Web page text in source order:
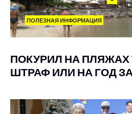
ПОЛЕЗНАЯ ИНФОРМАЦИЯ
ПОКУРИЛ НА ПЛЯЖАХ
ШТРАФ ИЛИ НА ГОД